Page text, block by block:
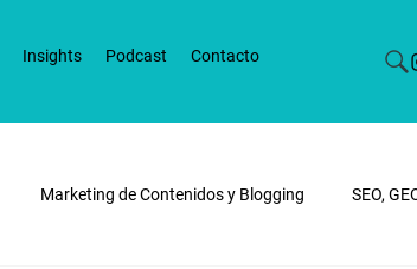
Insights Podcast Contacto
Marketing de Contenidos y Blogging SEO,